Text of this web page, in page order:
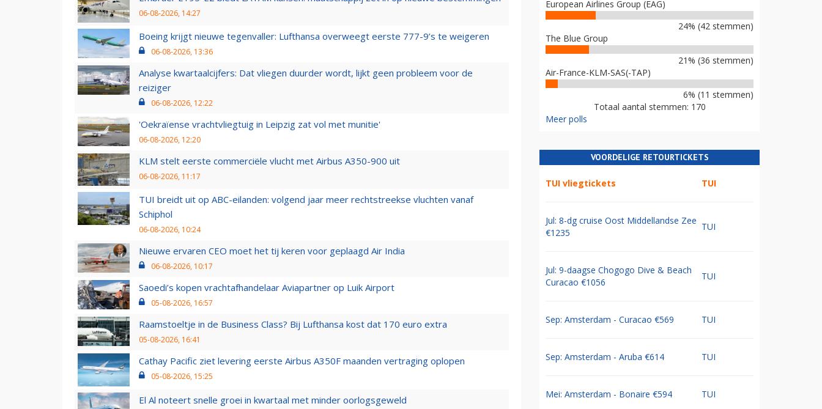
06-08-2026, 14:27
Boeing krijgt nieuwe tegenvaller: Lufthansa overweegt eerste 777-9’s te weigeren
06-08-2026, 13:36
Analyse kwartaalcijfers: Dat vliegen duurder wordt, lijkt geen probleem voor de
reiziger
06-08-2026, 12:22
'Oekraïense vrachtvliegtuig in Leipzig zat vol met munitie'
06-08-2026, 12:20
KLM stelt eerste commerciële vlucht met Airbus A350-900 uit
06-08-2026, 11:17
TUI breidt uit op ABC-eilanden: volgend jaar meer rechtstreekse vluchten vanaf
Schiphol
06-08-2026, 10:24
Nieuwe ervaren CEO moet het tij keren voor geplaagd Air India
06-08-2026, 10:17
Saoedi’s kopen vrachtafhandelaar Aviapartner op Luik Airport
05-08-2026, 16:57
Raamstoeltje in de Business Class? Bij Lufthansa kost dat 170 euro extra
05-08-2026, 16:41
Cathay Pacific ziet levering eerste Airbus A350F maanden vertraging oplopen
05-08-2026, 15:25
El Al noteert snelle groei in kwartaal met minder oorlogsgeweld
European Airlines Group (EAG)
24% (42 stemmen)
The Blue Group
21% (36 stemmen)
Air-France-KLM-SAS(-TAP)
6% (11 stemmen)
Totaal aantal stemmen: 170
Meer polls
VOORDELIGE RETOURTICKETS
TUI vliegtickets TUI
Jul: 8-dg cruise Oost Middellandse Zee
€1235
TUI
Jul: 9-daagse Chogogo Dive & Beach
Curacao €1056
TUI
Sep: Amsterdam - Curacao €569 TUI
Sep: Amsterdam - Aruba €614 TUI
Mei: Amsterdam - Bonaire €594 TUI